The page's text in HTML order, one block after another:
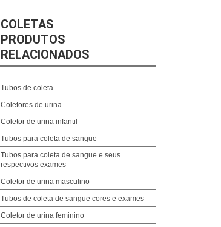
COLETAS
PRODUTOS
RELACIONADOS
Tubos de coleta
Coletores de urina
Coletor de urina infantil
Tubos para coleta de sangue
Tubos para coleta de sangue e seus
respectivos exames
Coletor de urina masculino
Tubos de coleta de sangue cores e exames
Coletor de urina feminino